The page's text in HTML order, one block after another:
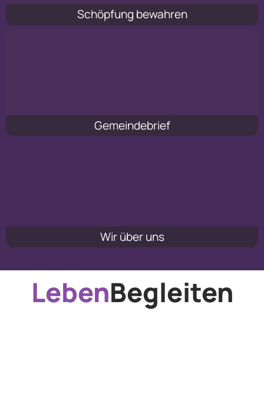
Schöpfung bewahren
Gemeindebrief
Wir über uns
LebenBegleiten